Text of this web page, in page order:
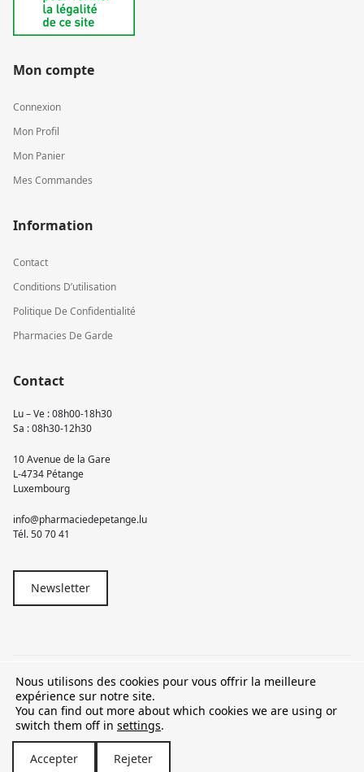
Mon compte
Connexion
Mon Profil
Mon Panier
Mes Commandes
Information
Contact
Conditions D’utilisation
Politique De Confidentialité
Pharmacies De Garde
Contact
Lu – Ve : 08h00-18h30
Sa : 08h30-12h30
10 Avenue de la Gare
L-4734 Pétange
Luxembourg
info@pharmaciedepetange.lu
Tél.50 70 41
Newsletter
© 2026 Pharmacie Pétange
TVA LU15581262
Nous utilisons des cookies pour vous offrir la meilleure
expérience sur notre site.
You can find out more about which cookies we are using or
switch them off in settings.
Accepter Rejeter